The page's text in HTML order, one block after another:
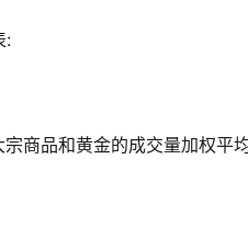
:
商品和黄金的成交量加权平